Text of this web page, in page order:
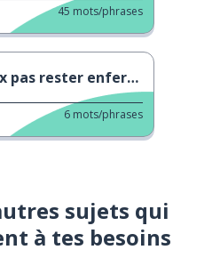
45 mots/phrases
pas rester enfermé
6 mots/phrases
sujets qui
à tes besoins